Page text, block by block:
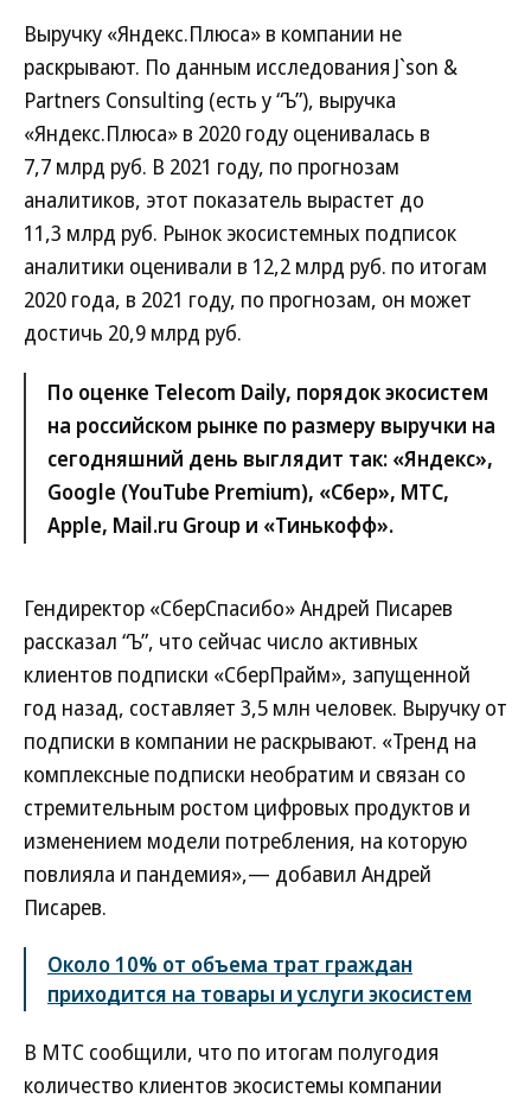
Выручку «Яндекс.Плюса» в компании не
раскрывают. По данным исследования J`son &
Partners Consulting (есть у “Ъ”), выручка
«Яндекс.Плюса» в 2020 году оценивалась в
7,7 млрд руб. В 2021 году, по прогнозам
аналитиков, этот показатель вырастет до
11,3 млрд руб. Рынок экосистемных подписок
аналитики оценивали в 12,2 млрд руб. по итогам
2020 года, в 2021 году, по прогнозам, он может
достичь 20,9 млрд руб.
По оценке Telecom Daily, порядок экосистем
на российском рынке по размеру выручки на
сегодняшний день выглядит так: «Яндекс»,
Google (YouTube Premium), «Сбер», МТС,
Apple, Mail.ru Group и «Тинькофф».
Гендиректор «СберСпасибо» Андрей Писарев
рассказал “Ъ”, что сейчас число активных
клиентов подписки «СберПрайм», запущенной
год назад, составляет 3,5 млн человек. Выручку от
подписки в компании не раскрывают. «Тренд на
комплексные подписки необратим и связан со
стремительным ростом цифровых продуктов и
изменением модели потребления, на которую
повлияла и пандемия»,— добавил Андрей
Писарев.
Около 10% от объема трат граждан
приходится на товары и услуги экосистем
В МТС сообщили, что по итогам полугодия
количество клиентов экосистемы компании